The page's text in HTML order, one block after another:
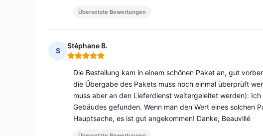
Übersetzte Bewertungen
S
Stéphane B.
Hinweis: 5 von 5
Die Bestellung kam in einem schönen Paket an, gut
die Übergabe des Pakets muss noch einmal überprüft
muss aber an den Lieferdienst weitergeleitet werden):
Gebäudes gefunden. Wenn man den Wert eines
Hauptsache, es ist gut angekommen! Danke, Beauvillé